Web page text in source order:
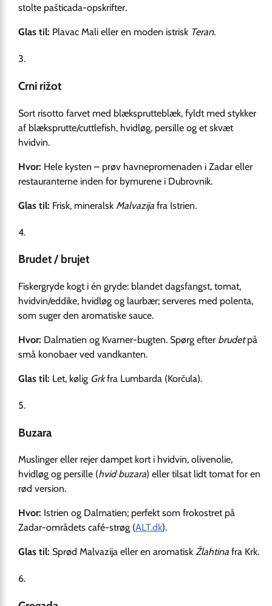
stolte pašticada-opskrifter.
Glas til: Plavac Mali eller en moden istrisk Teran.
Crni rižot
Sort risotto farvet med blæksprutteblæk, fyldt med stykker
af blæksprutte/cuttlefish, hvidløg, persille og et skvæt
hvidvin.
Hvor: Hele kysten – prøv havnepromenaden i Zadar eller
restauranterne inden for bymurene i Dubrovnik.
Glas til: Frisk, mineralsk Malvazija fra Istrien.
Brudet / brujet
Fiskergryde kogt i én gryde: blandet dagsfangst, tomat,
hvidvin/eddike, hvidløg og laurbær; serveres med polenta,
som suger den aromatiske sauce.
Hvor: Dalmatien og Kvarner-bugten. Spørg efter brudetpå
små konobaer ved vandkanten.
Glas til: Let, kølig Grkfra Lumbarda (Korčula).
Buzara
Muslinger eller rejer dampet kort i hvidvin, olivenolie,
hvidløg og persille (hvid buzara) eller tilsat lidt tomat for en
rød version.
Hvor: Istrien og Dalmatien; perfekt som frokostret på
Zadar-områdets café-strøg (ALT.dk).
Glas til: Sprød Malvazija eller en aromatisk Žlahtina fra Krk.